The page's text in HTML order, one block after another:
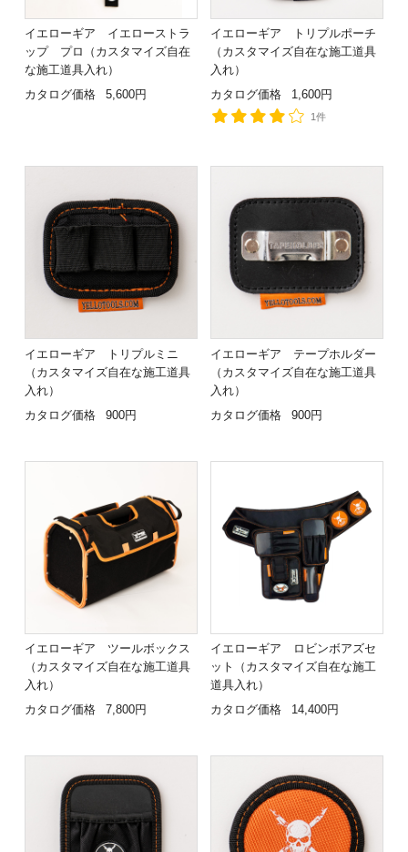
イエローギア イエローストラ
ップ プロ（カスタマイズ自在
な施工道具入れ）
カタログ価格
5,600円
イエローギア トリプルポーチ
（カスタマイズ自在な施工道具
入れ）
カタログ価格
1,600円
1件
イエローギア トリプルミニ
（カスタマイズ自在な施工道具
入れ）
カタログ価格
900円
イエローギア テープホルダー
（カスタマイズ自在な施工道具
入れ）
カタログ価格
900円
イエローギア ツールボックス
（カスタマイズ自在な施工道具
入れ）
カタログ価格
7,800円
イエローギア ロビンボアズセ
ット（カスタマイズ自在な施工
道具入れ）
カタログ価格
14,400円